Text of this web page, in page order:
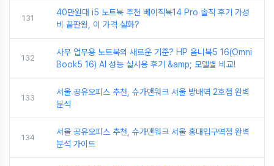
131
40만원대 i5 노트북 추천 베이직북14 Pro 솔직 후기 가성
비 끝판왕, 이 가격 실화?
132
사무 업무용 노트북의 새로운 기준? HP 옴니북5 16(Omni
Book5 16) AI 성능 실사용 후기 &amp; 모델별 비교!
133
서울 공유오피스 추천, 슈가맨워크 서울 방배역 2호점 완벽
분석
134
서울 공유오피스 추천, 슈가맨워크 서울 홍대입구역점 완벽
분석 가이드